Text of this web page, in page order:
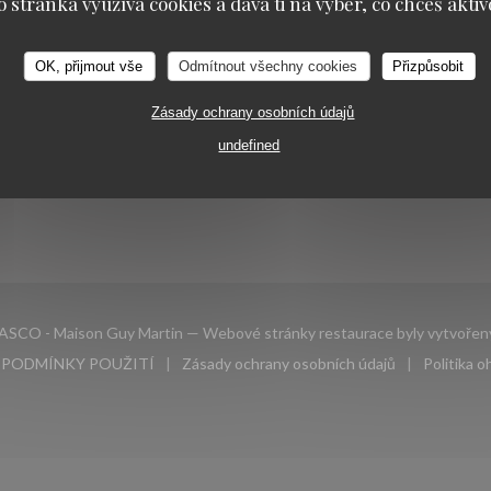
OK, přijmout vše Odmítnout všechny cookies Přizpůsobit
Zásady ochrany osobních údajů
undefined
NÁS
((otevře se v novém okně))
REZERVACE
- Maison Guy Martin — Webové stránky restaurace byly
okně))
PODMÍNKY POUŽITÍ
((otevře se v novém okně))
Zásady ochrany osobních údajů
((otevře se v novém okně))
Politika